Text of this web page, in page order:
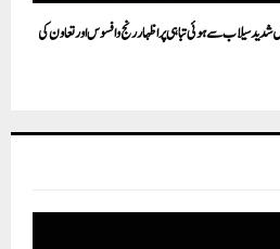
سیلاب سے ہوئی تباہی پر اظہار رنج وافسوس اورتعاون کی